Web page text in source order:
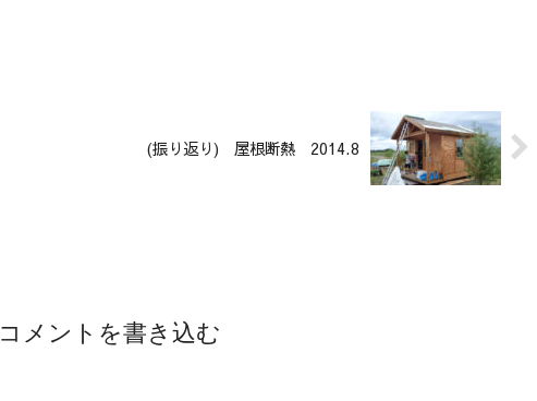
(振り返り) 屋根断熱 2014.8
コメントを書き込む